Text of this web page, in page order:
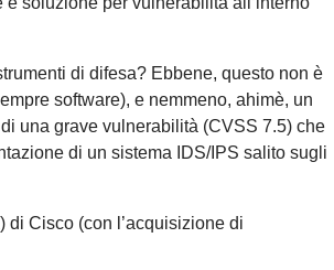
di difesa? Ebbene, questo non è
software), e nemmeno, ahimè, un
una grave vulnerabilità (CVSS 7.5) che
di un sistema IDS/IPS salito sugli
di Cisco (con l’acquisizione di